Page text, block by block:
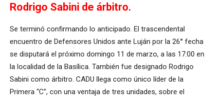
Rodrigo Sabini de árbitro.
Se terminó confirmando lo anticipado. El trascendental
encuentro de Defensores Unidos ante Luján por la 26° fecha
se disputará el próximo domingo 11 de marzo, a las 17:00 en
la localidad de la Basílica. También fue designado Rodrigo
Sabini como árbitro. CADU llega como único líder de la
Primera “C”, con una ventaja de tres unidades, sobre el